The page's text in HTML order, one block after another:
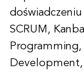
SCRUM,
Development,